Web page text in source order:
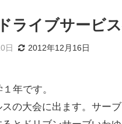
ライブサービ
日 2012年12月16日
１年です。
の大会に出ます。サー